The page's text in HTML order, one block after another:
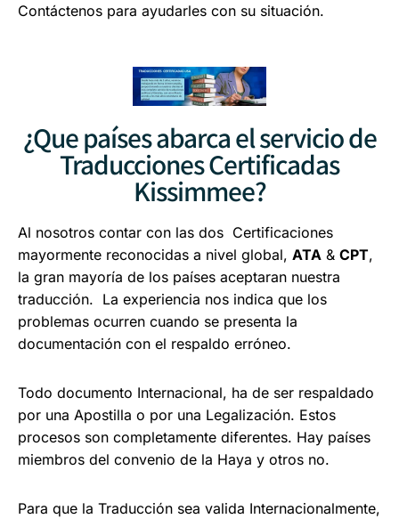
Contáctenos para ayudarles con su situación.
¿Que países abarca el servicio de
Traducciones Certificadas
Kissimmee?
Al nosotros contar con las dos Certificaciones
mayormente reconocidas a nivel global, ATA & CPT,
la gran mayoría de los países aceptaran nuestra
traducción. La experiencia nos indica que los
problemas ocurren cuando se presenta la
documentación con el respaldo erróneo.
Todo documento Internacional, ha de ser respaldado
por una Apostilla o por una Legalización. Estos
procesos son completamente diferentes. Hay países
miembros del convenio de la Haya y otros no.
Para que la Traducción sea valida Internacionalmente,